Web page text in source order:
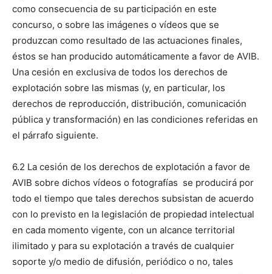
como consecuencia de su participación en este
concurso, o sobre las imágenes o vídeos que se
produzcan como resultado de las actuaciones finales,
éstos se han producido automáticamente a favor de AVIB.
Una cesión en exclusiva de todos los derechos de
explotación sobre las mismas (y, en particular, los
derechos de reproducción, distribución, comunicación
pública y transformación) en las condiciones referidas en
el párrafo siguiente.
6.2 La cesión de los derechos de explotación a favor de
AVIB sobre dichos vídeos o fotografías se producirá por
todo el tiempo que tales derechos subsistan de acuerdo
con lo previsto en la legislación de propiedad intelectual
en cada momento vigente, con un alcance territorial
ilimitado y para su explotación a través de cualquier
soporte y/o medio de difusión, periódico o no, tales